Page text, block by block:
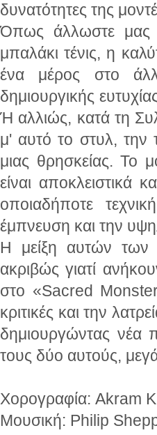
δυνατότητες της
Όπως άλλωστε μας
μπαλάκι τένις, η
ένα μέρος στο
δημιουργικής
Ή αλλιώς, κατά τη
μ' αυτό το στυλ, την
μιας θρησκείας. Το
είναι
οποιαδήποτε
έμπνευση και την
Η μείξη αυτών των
ακριβώς γιατί
στο «Sacred
κριτικές και την
δημιουργώντας νέα
τους δύο αυτούς,
Χορογραφία: Akram
Μουσική: Philip